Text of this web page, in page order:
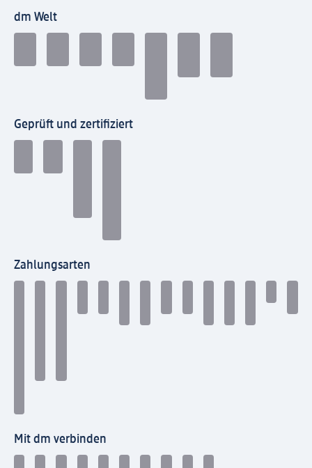
dm Welt
Geprüft und zertifiziert
Zahlungsarten
Mit dm verbinden